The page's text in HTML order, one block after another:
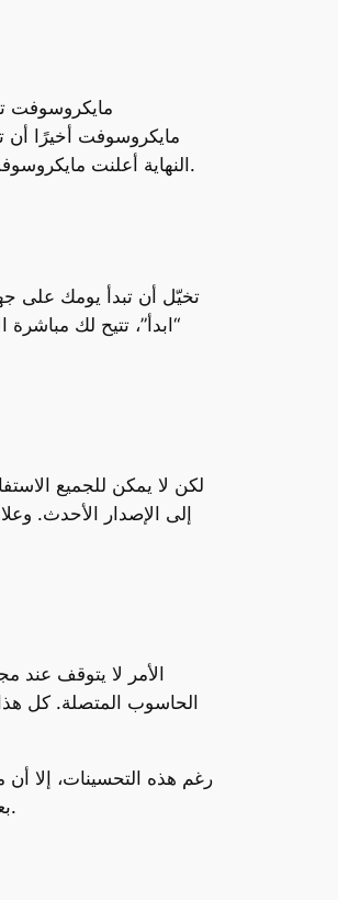
مايكروسوفت
مايكروسوفت أخيرًا أن
النهاية أعلنت مايكروسوفت عن ميزة جديدة في ويندوز 11، ستتيح لمستخدمي آيفون الاتصال بحواسيبهم بطريقة سلسة وسهلة دون الحاجة لفتح تطبيقات معقدة.
“ابدأ”، تتيح لك
لكن لا يمكن للجميع
الأمر لا يتوقف عند
الحاسوب المتصلة. كل
رغم هذه التحسينات، إلا أن
بعد. كان ذلك بمثابة إشعار خفيف للمستخدمين الذين كانوا يأملون في الاستفادة من هذه الميزة التي كانت محببة لدى مستخدمي أندرويد.